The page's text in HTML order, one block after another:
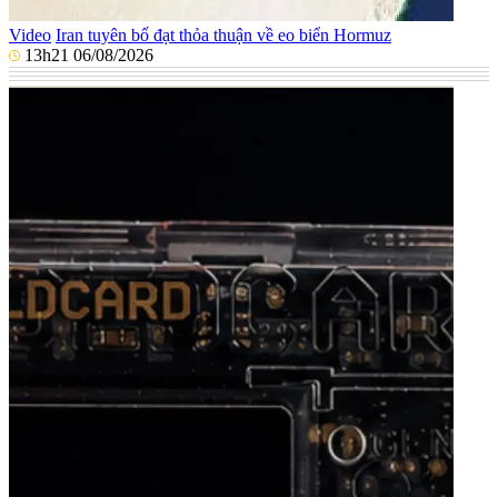
Video Iran tuyên bố đạt thỏa thuận về eo biển Hormuz
13h21 06/08/2026